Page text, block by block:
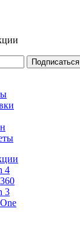
Подписаться
4
3